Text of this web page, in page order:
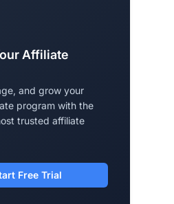
Affiliate
and grow your
program with the
trusted affiliate
Free Trial